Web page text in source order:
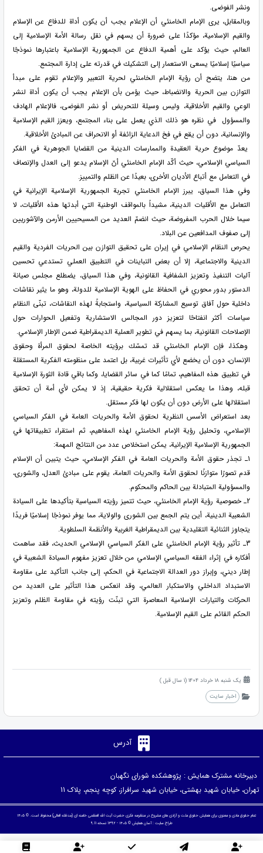
ونشر الفوضى.
وبالمقابل، يرى الإمام الخامنئي أن الإعلام يجب أن يكون أداة للدفاع عن الإسلام
والقيم الإسلامية، مؤكدًا على ضرورة أن يسهم في نقل رسالة الأمة الإسلامية إلى
العالم، حيث يؤكد على أهمية الدفاع عن الجمهورية الإسلامية باعتبارها نموذجًا
سياسيًا إسلاميًا يسعى الاستعمار إلى التشكيك في قدرته على إدارة المجتمع.
من هنا، يتضح أن رؤية الإمام الخامنئي لحرية التعبير والإعلام تقوم على مبدأ
التوازن بين الحرية والانضباط، حيث يؤمن بأن الإعلام يجب أن يكون أداة لنشر
الوعي والقيم الأخلاقية، وليس وسيلة للتحريض أو نشر الفوضى، فالإعلام الهادف
والمسؤول في نظره هو ذلك الذي يعمل على بناء المجتمع، ويعزز القيم الإسلامية
والإنسانية، دون أن يقع في فخ الدعاية الزائفة أو الانحراف عن المبادئ الأخلاقية.
يعدّ موضوع حرية العقيدة والممارسات الدينية من القضايا الجوهرية في الفكر
السياسي الإسلامي، حيث أكّد الإمام الخامنئي أنّ الإسلام يدعو إلى العدل والإنصاف
في التعامل مع أتباع الأديان الأخرى، بعيدًا عن الظلم والتمييز.
وفي هذا السياق، يبرز الإمام الخامنئي تجربة الجمهورية الإسلامية الإيرانية في
التعامل مع الأقليات الدينية، مشيداً بالمواقف الوطنية التي أبدتها هذه الأقليات، لا
سيما خلال الحرب المفروضة، حيث انضمّ العديد من المسيحيين الأرمن والآشوريين
إلى صفوف المدافعين عن البلاد.
يحرص النظام الإسلامي في إيران على تحقيق التوازن بين الحريات الفردية والقيم
الدينية والاجتماعية، إلا أن بعض التباينات في التطبيق العملي تستدعي تحسين
آليات التنفيذ وتعزيز الشفافية القانونية، وفي هذا السياق، يضطلع مجلس صيانة
الدستور بدور محوري في الحفاظ على الهوية الإسلامية للدولة، وهو ما يثير نقاشات
داخلية حول آفاق توسيع المشاركة السياسية، واستجابةً لهذه النقاشات، تبنّى النظام
سياسات أكثر انفتاحًا لتعزيز دور المجالس الاستشارية وتفعيل الحوارات حول
الإصلاحات القانونية، بما يسهم في تطوير العملية الديمقراطية ضمن الإطار الإسلامي.
وهكذا، فإن الإمام الخامنئي قد تمسّك برؤيته الخاصة لحقوق المرأة وحقوق
الإنسان، دون أن يخضع لأي تأثيرات غربية، بل اعتمد على منظومته الفكرية المستقلة
في تطبيق هذه المفاهيم، تمامًا كما في سائر القضايا، وكما باقي قادة الثورة الإسلامية
قبله، وهذا ما يعكس استقلالية فكرية حقيقية، إذ لا يمكن لأي أمة أن تحقق
استقلالها على الأرض دون أن يكون لها فكر مستقل.
بعد استعراض الأسس النظرية لحقوق الأمة والحريات العامة في الفكر السياسي
الإسلامي، وتحليل رؤية الإمام الخامنئي لهذه المفاهيم، ثم استقراء تطبيقاتها في
الجمهورية الإسلامية الإيرانية، يمكن استخلاص عدد من النتائج المهمة:
1ـ تجذر حقوق الأمة والحريات العامة في الفكر الإسلامي، حيث يتبين أن الإسلام
قدم تصورًا متوازنًا لحقوق الأمة والحريات العامة، يقوم على مبادئ العدل، والشورى،
والمسؤولية المتبادلة بين الحاكم والمحكوم.
2ـ خصوصية رؤية الإمام الخامنئي، حيث تتميز رؤيته السياسية بتأكيدها على السيادة
الشعبية الدينية، أين يتم الجمع بين الشورى والولاية، مما يوفر نموذجًا إسلاميًا فريدًا
يتجاوز الثنائية التقليدية بين الديمقراطية الغربية والأنظمة السلطوية.
3ـ تأثير رؤية الإمام الخامنئي على الفكر السياسي الإسلامي الحديث، فقد ساهمت
أفكاره في إثراء الفقه السياسي الإسلامي من خلال تعزيز مفهوم السيادة الشعبية في
إطار ديني، وإبراز دور العدالة الاجتماعية في الحكم، إلى جانب التأكيد على مقاومة
الاستبداد الداخلي والاستكبار العالمي، وقد انعكس هذا التأثير على العديد من
الحركات والتيارات الإسلامية المعاصرة التي تبنّت رؤيته في مقاومة الظلم وتعزيز
الحكم القائم على القيم الإسلامية.
یک شنبه 18 خرداد 1404 (1 سال قبل )
اخبار سایت
آدرس
دبیرخانه مشترک همایش : پژوهشکده شورای نگهبان
تهران، خیابان شهید بهشتی، خیابان شهید سرافراز، کوچه پنجم، پلاک 11
تمام حقوق مادی و معنوی برای همایش حقوق ملت و آزادی های مشروع در منظومه فکری حضرت آیت الله العظمی خامنه ای (مدظله العالی) محفوظ است. © ۱۴۰۵
طراح سایت :آسان همایش © ۱۴۰۵ - 1392 نسخه 9.11